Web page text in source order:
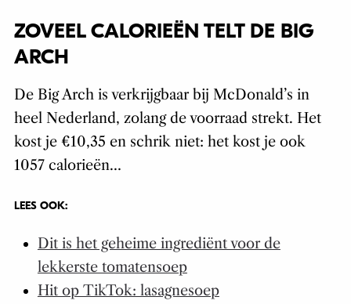
ZOVEEL CALORIEËN TELT DE BIG
ARCH
De Big Arch is verkrijgbaar bij McDonald’s in
heel Nederland, zolang de voorraad strekt. Het
kost je €10,35 en schrik niet: het kost je ook
1057 calorieën…
LEES OOK:
Dit is het geheime ingrediënt voor de
lekkerste tomatensoep
Hit op TikTok: lasagnesoep